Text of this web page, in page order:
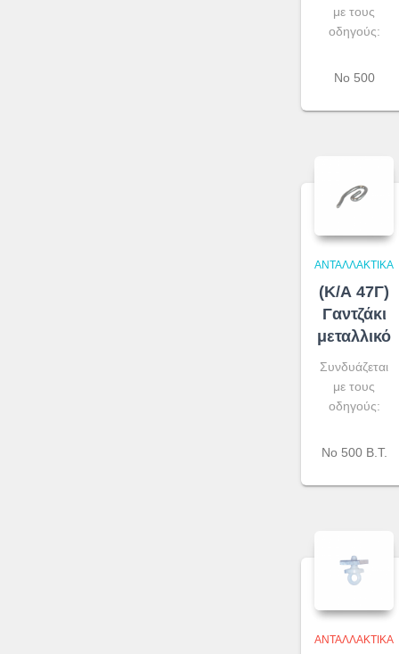
με τους
οδηγούς:
No 500
ΑΝΤΑΛΛΑΚΤΙΚΆ
(Κ/Α 47Γ)
Γαντζάκι
μεταλλικό
Συνδυάζεται
με τους
οδηγούς:
No 500 Β.Τ.
ΑΝΤΑΛΛΑΚΤΙΚΆ